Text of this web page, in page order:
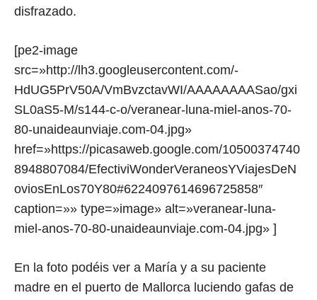
disfrazado.
[pe2-image
src=»http://lh3.googleusercontent.com/-
HdUG5PrV50A/VmBvzctavWI/AAAAAAAASao/gxi
SL0aS5-M/s144-c-o/veranear-luna-miel-anos-70-
80-unaideaunviaje.com-04.jpg»
href=»https://picasaweb.google.com/10500374740
8948807084/EfectiviWonderVeraneosYViajesDeN
oviosEnLos70Y80#6224097614696725858″
caption=»» type=»image» alt=»veranear-luna-
miel-anos-70-80-unaideaunviaje.com-04.jpg» ]
En la foto podéis ver a María y a su paciente
madre en el puerto de Mallorca luciendo gafas de